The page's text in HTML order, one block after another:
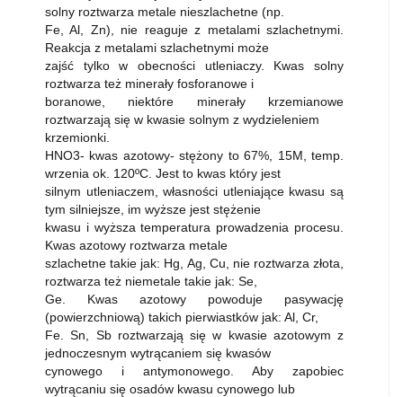
solny roztwarza metale nieszlachetne (np.
Fe, Al, Zn), nie reaguje z metalami szlachetnymi.
Reakcja z metalami szlachetnymi może
zajść tylko w obecności utleniaczy. Kwas solny
roztwarza też minerały fosforanowe i
boranowe, niektóre minerały krzemianowe
roztwarzają się w kwasie solnym z wydzieleniem
krzemionki.
HNO3- kwas azotowy- stężony to 67%, 15M, temp.
wrzenia ok. 120ºC. Jest to kwas który jest
silnym utleniaczem, własności utleniające kwasu są
tym silniejsze, im wyższe jest stężenie
kwasu i wyższa temperatura prowadzenia procesu.
Kwas azotowy roztwarza metale
szlachetne takie jak: Hg, Ag, Cu, nie roztwarza złota,
roztwarza też niemetale takie jak: Se,
Ge. Kwas azotowy powoduje pasywację
(powierzchniową) takich pierwiastków jak: Al, Cr,
Fe. Sn, Sb roztwarzają się w kwasie azotowym z
jednoczesnym wytrącaniem się kwasów
cynowego i antymonowego. Aby zapobiec
wytrącaniu się osadów kwasu cynowego lub